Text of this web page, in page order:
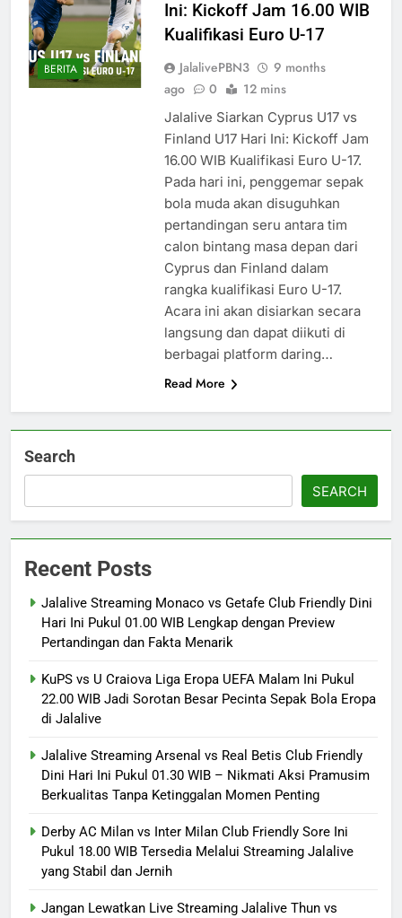
BERITA
Ini: Kickoff Jam 16.00 WIB
Kualifikasi Euro U-17
JalalivePBN3
9 months
ago
0 12 mins
Jalalive Siarkan Cyprus U17 vs
Finland U17 Hari Ini: Kickoff Jam
16.00 WIB Kualifikasi Euro U-17.
Pada hari ini, penggemar sepak
bola muda akan disuguhkan
pertandingan seru antara tim
calon bintang masa depan dari
Cyprus dan Finland dalam
rangka kualifikasi Euro U-17.
Acara ini akan disiarkan secara
langsung dan dapat diikuti di
berbagai platform daring…
Read More
Search
SEARCH
Recent Posts
Jalalive Streaming Monaco vs Getafe Club Friendly Dini
Hari Ini Pukul 01.00 WIB Lengkap dengan Preview
Pertandingan dan Fakta Menarik
KuPS vs U Craiova Liga Eropa UEFA Malam Ini Pukul
22.00 WIB Jadi Sorotan Besar Pecinta Sepak Bola Eropa
di Jalalive
Jalalive Streaming Arsenal vs Real Betis Club Friendly
Dini Hari Ini Pukul 01.30 WIB – Nikmati Aksi Pramusim
Berkualitas Tanpa Ketinggalan Momen Penting
Derby AC Milan vs Inter Milan Club Friendly Sore Ini
Pukul 18.00 WIB Tersedia Melalui Streaming Jalalive
yang Stabil dan Jernih
Jangan Lewatkan Live Streaming Jalalive Thun vs